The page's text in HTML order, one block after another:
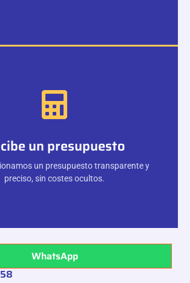
un presupuesto
un presupuesto transparente y
preciso, sin costes ocultos.
WhatsApp